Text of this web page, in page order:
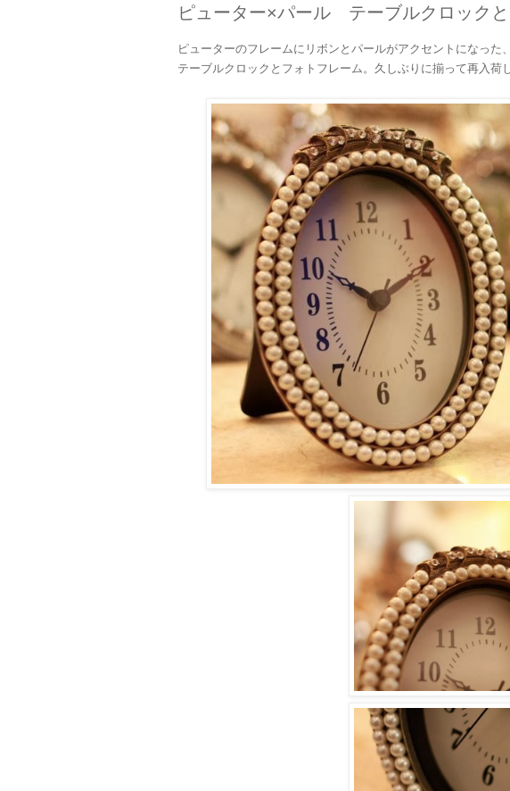
ピューター×パール テーブルクロック
ピューターのフレームにリボンとパールがアクセントになった
テーブルクロックとフォトフレーム。久しぶりに揃って再入荷